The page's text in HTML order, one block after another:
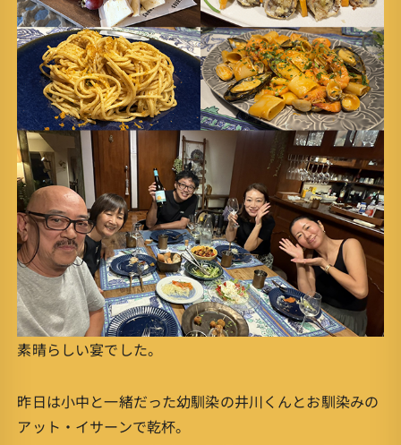
素晴らしい宴でした。
昨日は小中と一緒だった幼馴染の井川くんとお馴染みの
アット・イサーンで乾杯。